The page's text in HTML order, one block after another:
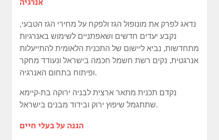
נדאג לפרק את מונופול הגז ולפקח על מחירי הגז הטבעי,
נקבע יעדים חדשים ושאפתניים לשימוש באנרגיות
מתחדשות, נביא ליישום של התכנית הלאומית להתייעלות
אנרגטית, נקים רשת חשמל חכמה בישראל ונעודד מחקר
ופיתוח בתחום האנרגיה.
נקדם תכנית מתאר ארצית לבניה ירוקה בת-קיימא
שתתגמל שיפוץ ירוק ובידוד מבנים בישראל.
הגנה על בעלי חיים